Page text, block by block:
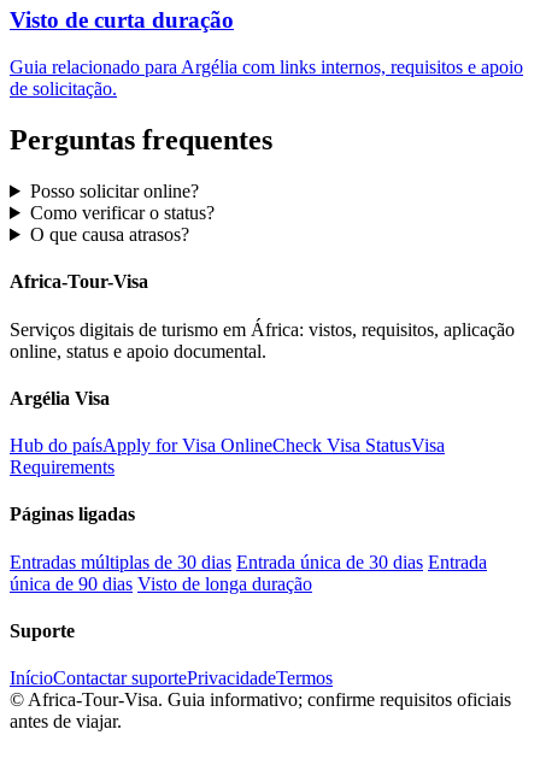
Visto de curta duração
Guia relacionado para Argélia com links internos, requisitos e apoio
de solicitação.
Perguntas frequentes
Posso solicitar online?
Como verificar o status?
O que causa atrasos?
Africa-Tour-Visa
Serviços digitais de turismo em África: vistos, requisitos, aplicação
online, status e apoio documental.
Argélia Visa
Hub do paísApply for Visa OnlineCheck Visa StatusVisa
Requirements
Páginas ligadas
Entradas múltiplas de 30 dias Entrada única de 30 dias Entrada
única de 90 dias Visto de longa duração
Suporte
InícioContactar suportePrivacidadeTermos
© Africa-Tour-Visa. Guia informativo; confirme requisitos oficiais
antes de viajar.